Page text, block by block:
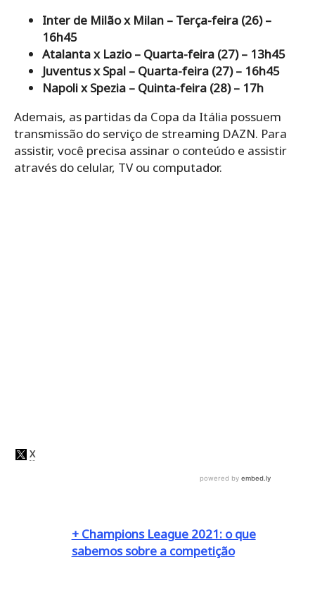
Inter de Milão x Milan – Terça-feira (26) –
16h45
Atalanta x Lazio – Quarta-feira (27) – 13h45
Juventus x Spal – Quarta-feira (27) – 16h45
Napoli x Spezia – Quinta-feira (28) – 17h
Ademais, as partidas da Copa da Itália possuem
transmissão do serviço de streaming DAZN. Para
assistir, você precisa assinar o conteúdo e assistir
através do celular, TV ou computador.
+ Champions League 2021: o que
sabemos sobre a competição